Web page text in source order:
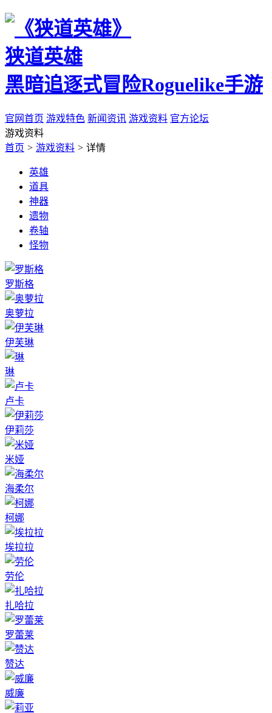
狭道英雄
黑暗追逐式冒险Roguelike手游
官网首页 游戏特色 新闻资讯 游戏资料 官方论坛
游戏资料
首页 > 游戏资料 > 详情
英雄
道具
神器
遗物
卷轴
怪物
罗斯格
奥萝拉
伊芙琳
琳
卢卡
伊莉莎
米娅
海柔尔
柯娜
埃拉拉
劳伦
扎哈拉
罗蕾莱
赞达
威廉